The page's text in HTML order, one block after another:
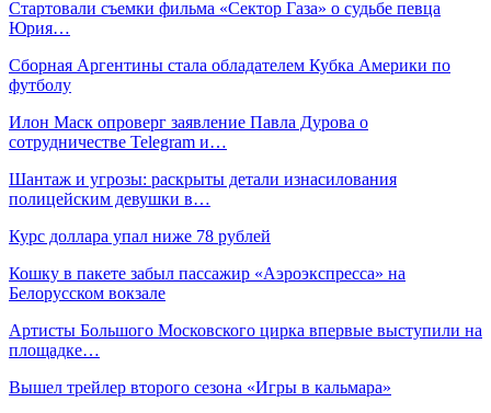
Стартовали съемки фильма «Сектор Газа» о судьбе певца
Юрия…
Сборная Аргентины стала обладателем Кубка Америки по
футболу
Илон Маск опроверг заявление Павла Дурова о
сотрудничестве Telegram и…
Шантаж и угрозы: раскрыты детали изнасилования
полицейским девушки в…
Курс доллара упал ниже 78 рублей
Кошку в пакете забыл пассажир «Аэроэкспресса» на
Белорусском вокзале
Артисты Большого Московского цирка впервые выступили на
площадке…
Вышел трейлер второго сезона «Игры в кальмара»